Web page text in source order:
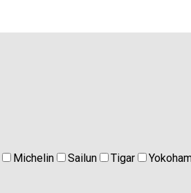
Michelin Sailun Tigar